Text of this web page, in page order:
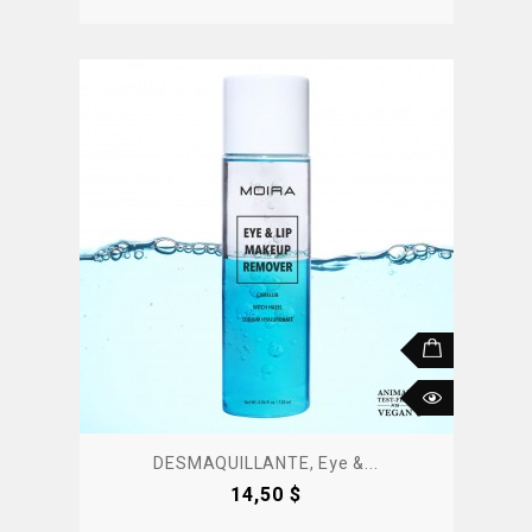
DESMAQUILLANTE, Eye &...
Precio
14,50 $